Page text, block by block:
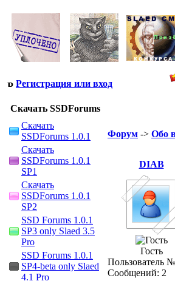
Регистрация или вход
Скачать SSDForums
Скачать
SSDForums 1.0.1
Скачать
SSDForums 1.0.1
SP1
Скачать
SSDForums 1.0.1
SP2
SSD Forums 1.0.1
SP3 only Slaed 3.5
Pro
SSD Forums 1.0.1
SP4-beta only Slaed
4.1 Pro
Форум -> Обо
DIAB
Гость
Пользователь
Сообщений: 2